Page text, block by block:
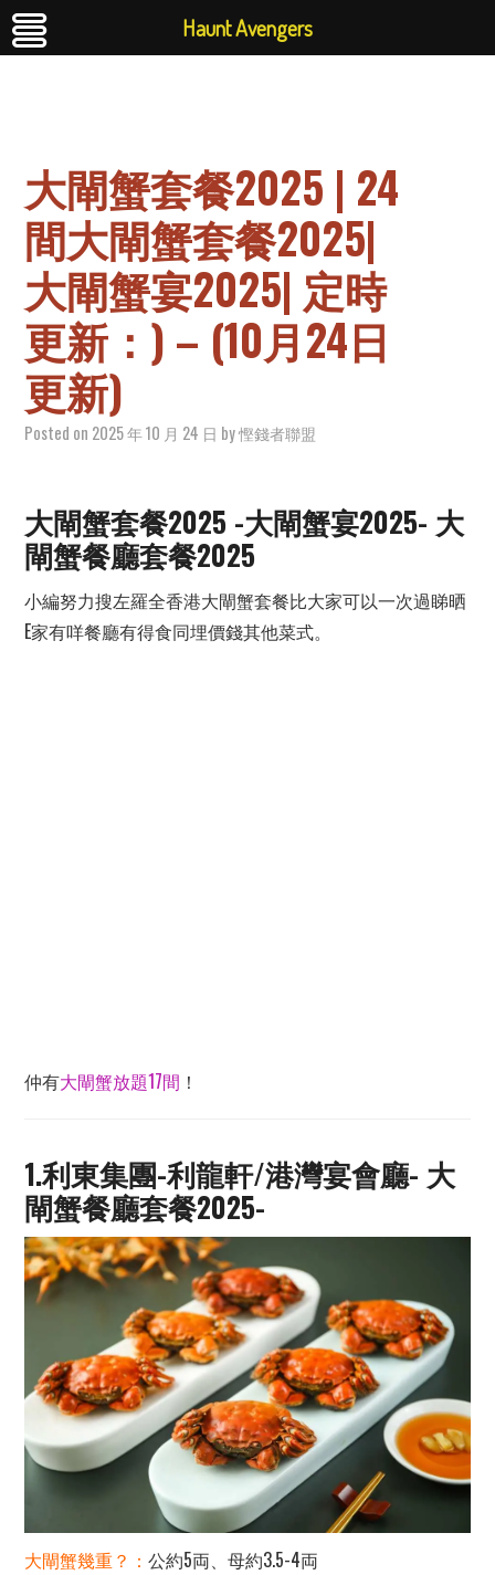
大閘蟹套餐2025 | 24
間大閘蟹套餐2025|
大閘蟹宴2025| 定時
更新：) – (10月24日
更新)
Posted on 2025 年 10 月 24 日 by慳錢者聯盟
大閘蟹套餐2025 -大閘蟹宴2025- 大
閘蟹餐廳套餐2025
小編努力搜左羅全香港大閘蟹套餐比大家可以一次過睇晒
E家有咩餐廳有得食同埋價錢其他菜式。
仲有大閘蟹放題17間 ！
1.利東集團-利龍軒/港灣宴會廳- 大
閘蟹餐廳套餐2025-
大閘蟹幾重？：公約5両、母約3.5-4両
Haunt Avengers